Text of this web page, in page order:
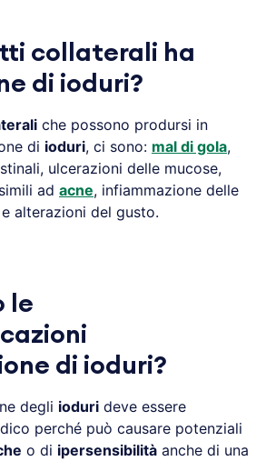
collaterali ha
di ioduri?
che possono prodursi in
di ioduri, ci sono: mal di gola,
ulcerazioni delle mucose,
simili ad acne, infiammazione delle
e alterazioni del gusto.
le
di ioduri?
degli ioduri deve essere
perché può causare potenziali
o di ipersensibilità anche di una